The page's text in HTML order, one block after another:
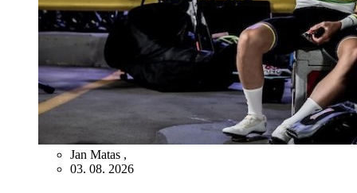
Jan Matas ,
03. 08. 2026